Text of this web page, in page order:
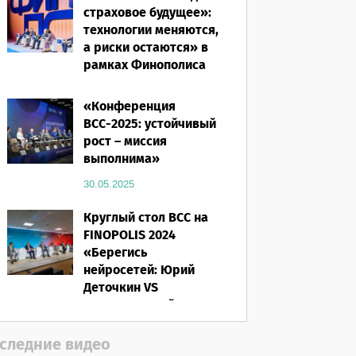
страховое будущее»:
технологии меняются,
а риски остаются» в
рамках Финополиса
16.03.2026
«Конференция
ВСС-2025: устойчивый
рост – миссия
выполнима»
30.05.2025
Круглый стол ВСС на
FINOPOLIS 2024
«Берегись
нейросетей: Юрий
Деточкин VS
искусственный
интеллект»
12.11.2024
видео